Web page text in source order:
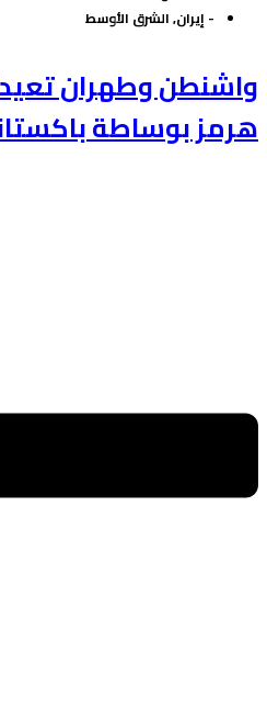
- إيران,الشرق الأوسط
واشنطن وطهران
هرمز بوساطة